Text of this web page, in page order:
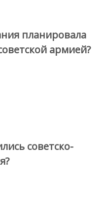
планировала
армией?
советско-